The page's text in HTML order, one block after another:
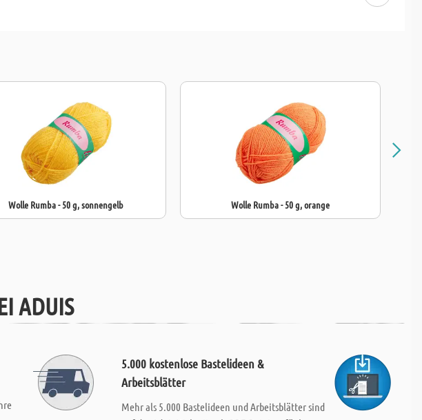
Wolle Rumba - 50 g, sonnengelb Wolle Rumba - 50 g, orange
ADUIS
5.000 kostenlose Bastelideen &
Arbeitsblätter
Mehr als 5.000 Bastelideen und Arbeitsblätter sind